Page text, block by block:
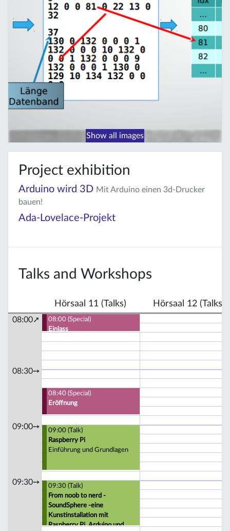
Show all images
Project exhibition
Arduino wird 3D Mit Arduino einen 3d-Drucker
bauen!
Ada-Lovelace-Projekt
Talks and Workshops
08:00➚
08:30➙
09:00➙
09:30➙
Hörsaal 11 (Talks) Hörsaal 12 (Talks)
08:00 (Special)
Einlass
08:40 (Special)
Eröffnung
09:00 (Talk)
Raspberry Pi
Einführung und Grundlagen
09:30 (Talk)
From noob to nerd -
SoundSphere -eine
Kunstinstallation mit
Raspberry Pi, Arduino und